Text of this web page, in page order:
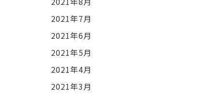
2021年7月
2021年6月
2021年5月
2021年4月
2021年3月